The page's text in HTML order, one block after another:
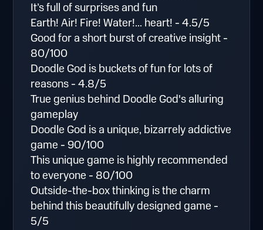
It’s full of surprises and fun
Earth! Air! Fire! Water!... heart! - 4.5/5
Good for a short burst of creative insight -
80/100
Doodle God is buckets of fun for lots of
reasons - 4.8/5
True genius behind Doodle God's alluring
gameplay
Doodle God is a unique, bizarrely addictive
game - 90/100
This unique game is highly recommended
to everyone - 80/100
Outside-the-box thinking is the charm
behind this beautifully designed game -
5/5